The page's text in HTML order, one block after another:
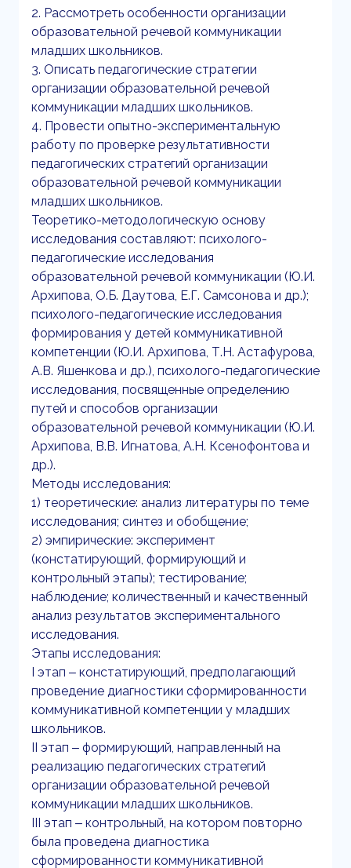
2. Рассмотреть особенности организации
образовательной речевой коммуникации
младших школьников.
3. Описать педагогические стратегии
организации образовательной речевой
коммуникации младших школьников.
4. Провести опытно-экспериментальную
работу по проверке результативности
педагогических стратегий организации
образовательной речевой коммуникации
младших школьников.
Теоретико-методологическую основу
исследования составляют: психолого-
педагогические исследования
образовательной речевой коммуникации (Ю.И.
Архипова, О.Б. Даутова, Е.Г. Самсонова и др.);
психолого-педагогические исследования
формирования у детей коммуникативной
компетенции (Ю.И. Архипова, Т.Н. Астафурова,
А.В. Яшенкова и др.), психолого-педагогические
исследования, посвященные определению
путей и способов организации
образовательной речевой коммуникации (Ю.И.
Архипова, В.В. Игнатова, А.Н. Ксенофонтова и
др.).
Методы исследования:
1) теоретические: анализ литературы по теме
исследования; синтез и обобщение;
2) эмпирические: эксперимент
(констатирующий, формирующий и
контрольный этапы); тестирование;
наблюдение; количественный и качественный
анализ результатов экспериментального
исследования.
Этапы исследования:
I этап ‒ констатирующий, предполагающий
проведение диагностики сформированности
коммуникативной компетенции у младших
школьников.
II этап ‒ формирующий, направленный на
реализацию педагогических стратегий
организации образовательной речевой
коммуникации младших школьников.
III этап ‒ контрольный, на котором повторно
была проведена диагностика
сформированности коммуникативной